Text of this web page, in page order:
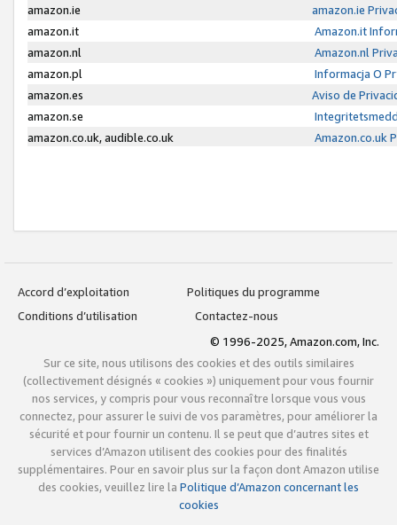
amazon.ie
amazon.ie
amazon.it
Amazon.it
amazon.nl
Amazon.nl
amazon.pl
Informacja O
amazon.es
Aviso de
amazon.se
amazon.co.uk, audible.co.uk
Amazon.co.uk
Accord d’exploitation
Politiques du programme
Conditions d’utilisation
Contactez-nous
© 1996-2025, Amazon.com, Inc.
Sur ce site, nous utilisons des cookies et des outils similaires
(collectivement désignés « cookies ») uniquement pour vous fournir
nos services, y compris pour vous reconnaître lorsque vous vous
connectez, pour assurer le suivi de vos paramètres, pour améliorer la
sécurité et pour fournir un contenu. Il se peut que d’autres sites et
services d’Amazon utilisent des cookies pour des finalités
supplémentaires. Pour en savoir plus sur la façon dont Amazon utilise
des cookies, veuillez lire la Politique d’Amazon concernant les
cookies